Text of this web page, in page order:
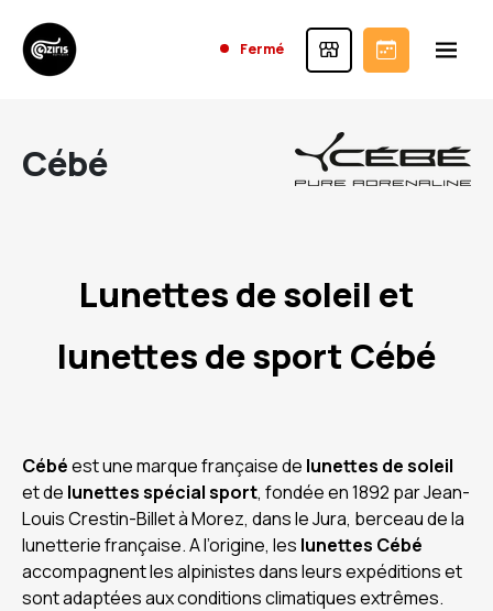
Fermé
Cébé
Lunettes de soleil et
lunettes de sport Cébé
Cébéest une marque française de lunettes de soleil
et de lunettes spécial sport, fondée en 1892 par Jean-
Louis Crestin-Billet à Morez, dans le Jura, berceau de la
lunetterie française. A l’origine, les lunettes Cébé
accompagnent les alpinistes dans leurs expéditions et
sont adaptées aux conditions climatiques extrêmes.